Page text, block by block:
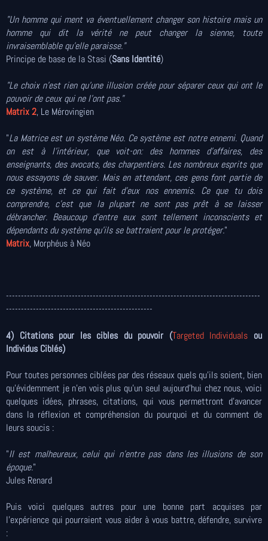
"Un homme qui ment va éventuellement changer son histoire mais un
homme qui dit la vérité ne peut changer la sienne, toute
invraisemblable qu'elle paraisse."
Principe de base de la Stasi (Sans Identité)
"Le choix n'est rien qu'une illusion créée pour séparer ceux qui ont le
pouvoir de ceux qui ne l'ont pas."
Matrix 2, Le Mérovingien
"La Matrice est un système Néo. Ce système est notre ennemi. Quand
on est à l'intérieur, que voit-on: des hommes d'affaires, des
enseignants, des avocats, des charpentiers. Les nombreux esprits que
nous essayons de sauver. Mais en attendant, ces gens font partie de
ce système, et ce qui fait d'eux nos ennemis. Ce que tu dois
comprendre, c'est que la plupart ne sont pas prêt à se laisser
débrancher. Beaucoup d'entre eux sont tellement inconscients et
dépendants du système qu'ils se battraient pour le protéger."
Matrix, Morphéus à Néo
-------------------------------------------------------------------------------------
-------------------------------------------------
4) Citations pour les cibles du pouvoir (Targeted Individuals ou
Individus Ciblés)
Pour toutes personnes ciblées par des réseaux quels qu'ils soient, bien
qu'évidemment je n'en vois plus qu'un seul aujourd'hui chez nous, voici
quelques idées, phrases, citations, qui vous permettront d'avancer
dans la réflexion et compréhension du pourquoi et du comment de
leurs soucis :
"Il est malheureux, celui qui n’entre pas dans les illusions de son
époque."
Jules Renard
Puis voici quelques autres pour une bonne part acquises par
l'expérience qui pourraient vous aider à vous battre, défendre, survivre
: